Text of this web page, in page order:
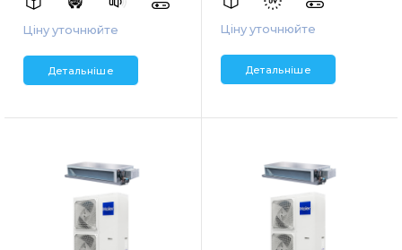
Ціну уточнюйте
Детальніше
Ціну уточнюйте
Детальніше